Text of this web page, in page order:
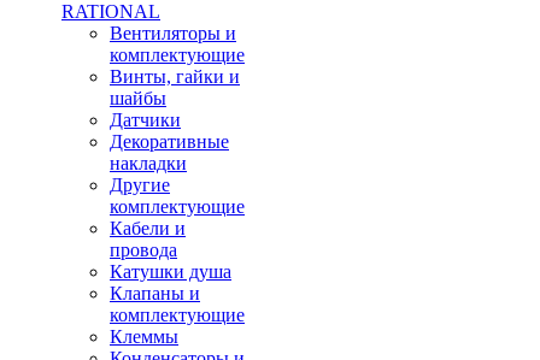
RATIONAL
Вентиляторы и
комплектующие
Винты, гайки и
шайбы
Датчики
Декоративные
накладки
Другие
комплектующие
Кабели и
провода
Катушки душа
Клапаны и
комплектующие
Клеммы